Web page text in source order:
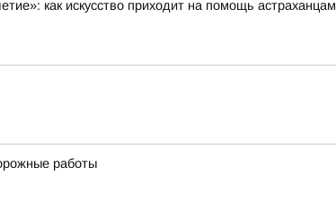
как искусство приходит на помощь астраханцам
работы